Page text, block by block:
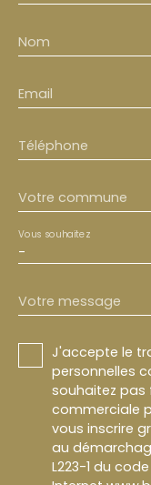
Nom
Email
Téléphone
Votre commune
-
Vous souhaitez
Votre message
J'accepte le
personnelles
souhaitez pas
commerciale
vous inscrire
au
L223-1 du